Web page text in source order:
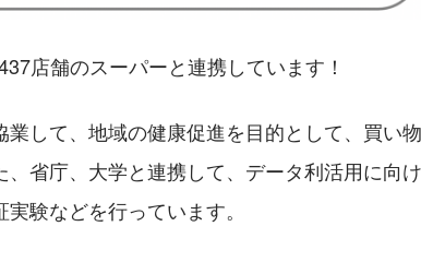
店舗のスーパーと連携しています！
業して、地域の健康促進を目的として、買い
、省庁、大学と連携して、データ利活用に向
験などを行っています。